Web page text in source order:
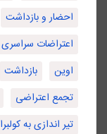
احضار و بازداشت
اعتراضات سراسری
اوین
بازداشت
تجمع اعتراضی
تیر اندازی به